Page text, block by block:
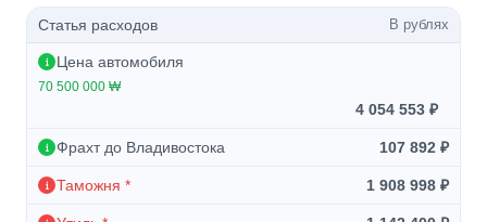
Статья расходов В рублях
Цена автомобиля
70 500 000 ₩
4 054 553 ₽
Фрахт до Владивостока 107 892 ₽
Таможня * 1 908 998 ₽